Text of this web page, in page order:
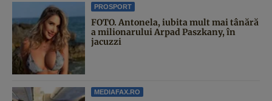
PROSPORT
FOTO. Antonela, iubita mult mai tânără
a milionarului Arpad Paszkany, în
jacuzzi
MEDIAFAX.RO